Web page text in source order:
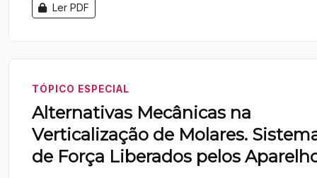
Ler PDF
TÓPICO ESPECIAL
Alternativas Mecânicas na
Verticalização de Molares.
de Força Liberados pelos